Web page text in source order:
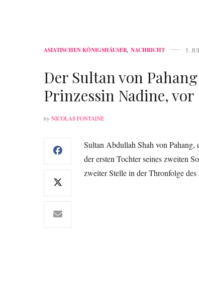
ASIATISCHEN KÖNIGSHÄUSER, NACHRICHT 5.
Der Sultan von
Prinzessin Nadine, vor
by NICOLAS FONTAINE
Sultan Abdullah Shah von
der ersten Tochter seines zweiten
zweiter Stelle in der Thronfolge des